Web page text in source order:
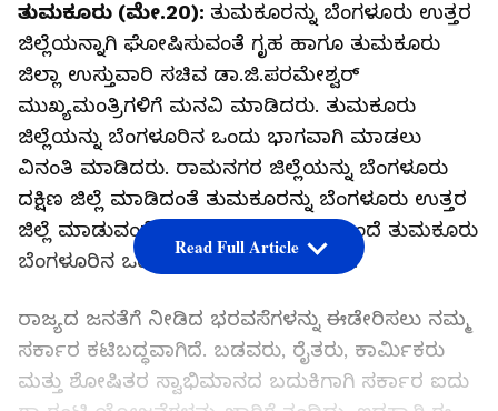
ತುಮಕೂರು (ಮೇ.20): ತುಮಕೂರನ್ನು ಬೆಂಗಳೂರು ಉತ್ತರ
ಜಿಲ್ಲೆಯನ್ನಾಗಿ ಘೋಷಿಸುವಂತೆ ಗೃಹ ಹಾಗೂ ತುಮಕೂರು
ಜಿಲ್ಲಾ ಉಸ್ತುವಾರಿ ಸಚಿವ ಡಾ.ಜಿ.ಪರಮೇಶ್ವರ್
ಮುಖ್ಯಮಂತ್ರಿಗಳಿಗೆ ಮನವಿ ಮಾಡಿದರು. ತುಮಕೂರು
ಜಿಲ್ಲೆಯನ್ನು ಬೆಂಗಳೂರಿನ ಒಂದು ಭಾಗವಾಗಿ ಮಾಡಲು
ವಿನಂತಿ ಮಾಡಿದರು. ರಾಮನಗರ ಜಿಲ್ಲೆಯನ್ನು ಬೆಂಗಳೂರು
ದಕ್ಷಿಣ ಜಿಲ್ಲೆ ಮಾಡಿದಂತೆ ತುಮಕೂರನ್ನು ಬೆಂಗಳೂರು ಉತ್ತರ
ಜಿಲ್ಲೆ ಮಾಡುವಂತೆ ಮನವಿ ಮಾಡುತ್ತೇನೆ. ಮುಂದೆ ತುಮಕೂರು
ಬೆಂಗಳೂರಿನ ಒಂದು ಭಾಗವಾಗಲಿದೆ ಎಂದರು.
ರಾಜ್ಯದ ಜನತೆಗೆ ನೀಡಿದ ಭರವಸೆಗಳನ್ನು ಈಡೇರಿಸಲು ನಮ್ಮ
ಸರ್ಕಾರ ಕಟಿಬದ್ಧವಾಗಿದೆ. ಬಡವರು, ರೈತರು, ಕಾರ್ಮಿಕರು
ಮತ್ತು ಶೋಷಿತರ ಸ್ವಾಭಿಮಾನದ ಬದುಕಿಗಾಗಿ ಸರ್ಕಾರ ಐದು
Read Full Article